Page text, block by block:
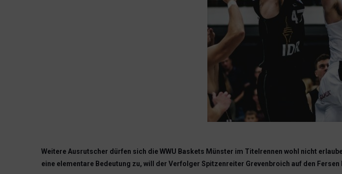
Weitere Ausrutscher dürfen sich die WWU Baskets Münster im Titelrennen wohl nicht
eine elementare Bedeutung zu, will der Verfolger Spitzenreiter Grevenbroich auf den Fersen